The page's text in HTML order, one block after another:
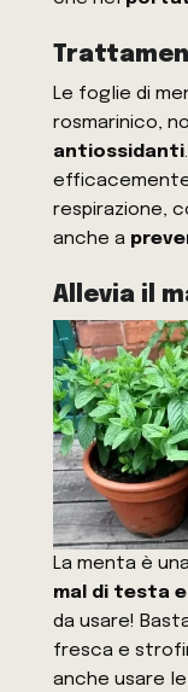
Le foglie di
rosmarinico,
antiossidanti
respirazione,
anche a
Allevia il
La menta è
mal di testa
da usare!
fresca e
anche usare